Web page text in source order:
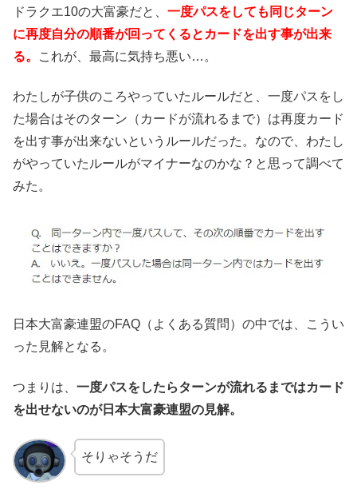
ドラクエ10の大富豪だと、 一度パスをしても同じターン
に再度自分の順番が回ってくるとカードを出す事が出来
る。
これが、最高に気持ち悪い…。
わたしが子供のころやっていたルールだと、一度パスをし
た場合はそのターン（カードが流れるまで）は再度カード
を出す事が出来ないというルールだった。なので、わたし
がやっていたルールがマイナーなのかな？と思って調べて
みた。
日本大富豪連盟のFAQ（よくある質問）の中では、こうい
った見解となる。
つまりは、 一度パスをしたらターンが流れるまではカード
を出せないのが日本大富豪連盟の見解。
そりゃそうだ